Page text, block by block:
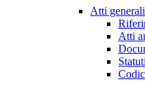
Atti generali
Atti